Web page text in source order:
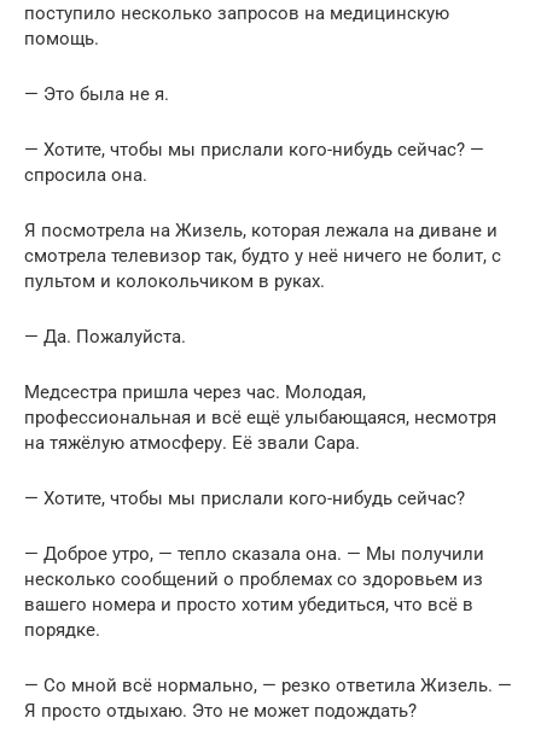
поступило несколько запросов на медицинскую
помощь.
— Это была не я.
— Хотите, чтобы мы прислали кого-нибудь сейчас? —
спросила она.
Я посмотрела на Жизель, которая лежала на диване и
смотрела телевизор так, будто у неё ничего не болит, с
пультом и колокольчиком в руках.
— Да. Пожалуйста.
Медсестра пришла через час. Молодая,
профессиональная и всё ещё улыбающаяся, несмотря
на тяжёлую атмосферу. Её звали Сара.
— Хотите, чтобы мы прислали кого-нибудь сейчас?
— Доброе утро, — тепло сказала она. — Мы получили
несколько сообщений о проблемах со здоровьем из
вашего номера и просто хотим убедиться, что всё в
порядке.
— Со мной всё нормально, — резко ответила Жизель. —
Я просто отдыхаю. Это не может подождать?